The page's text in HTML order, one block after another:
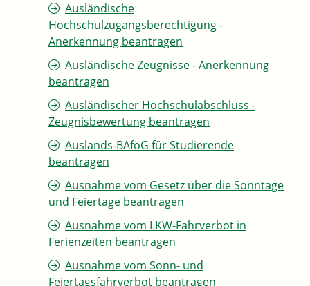
Ausländische
Hochschulzugangsberechtigung -
Anerkennung beantragen
Ausländische Zeugnisse - Anerkennung
beantragen
Ausländischer Hochschulabschluss -
Zeugnisbewertung beantragen
Auslands-BAföG für Studierende
beantragen
Ausnahme vom Gesetz über die Sonntage
und Feiertage beantragen
Ausnahme vom LKW-Fahrverbot in
Ferienzeiten beantragen
Ausnahme vom Sonn- und
Feiertagsfahrverbot beantragen